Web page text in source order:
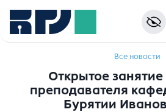
Все новости
Открытое
преподавателя
Бурятии